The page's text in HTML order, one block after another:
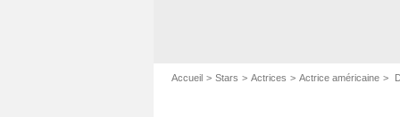
Accueil Stars Actrices Actrice américaine